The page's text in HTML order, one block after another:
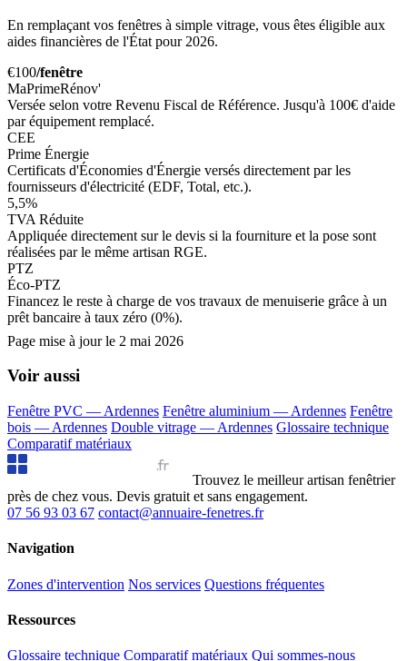
En remplaçant vos fenêtres à simple vitrage, vous êtes éligible aux
aides financières de l'État pour 2026.
€100/fenêtre
MaPrimeRénov'
Versée selon votre Revenu Fiscal de Référence. Jusqu'à 100€ d'aide
par équipement remplacé.
CEE
Prime Énergie
Certificats d'Économies d'Énergie versés directement par les
fournisseurs d'électricité (EDF, Total, etc.).
5,5%
TVA Réduite
Appliquée directement sur le devis si la fourniture et la pose sont
réalisées par le même artisan RGE.
PTZ
Éco-PTZ
Financez le reste à charge de vos travaux de menuiserie grâce à un
prêt bancaire à taux zéro (0%).
Page mise à jour le 2 mai 2026
Voir aussi
Fenêtre PVC — Ardennes Fenêtre aluminium — Ardennes Fenêtre
bois — Ardennes Double vitrage — Ardennes Glossaire technique
Comparatif matériaux
Annuaire Fenêtres.fr
Trouvez le meilleur artisan fenêtrier
près de chez vous. Devis gratuit et sans engagement.
07 56 93 03 67 contact@annuaire-fenetres.fr
Navigation
Zones d'intervention Nos services Questions fréquentes
Ressources
Glossaire technique Comparatif matériaux Qui sommes-nous